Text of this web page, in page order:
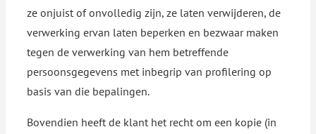
ze onjuist of onvolledig zijn, ze laten verwijderen, de
verwerking ervan laten beperken en bezwaar maken
tegen de verwerking van hem betreffende
persoonsgegevens met inbegrip van profilering op
basis van die bepalingen.
Bovendien heeft de klant het recht om een kopie (in